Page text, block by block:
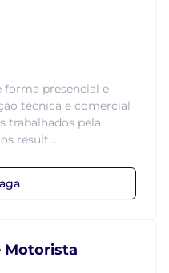
forma presencial e
técnica e comercial
trabalhados pela
result...
Motorista